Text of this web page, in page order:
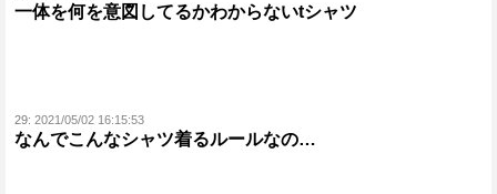
一体を何を意図してるかわからないtシャツ
29: 2021/05/02 16:15:53
なんでこんなシャツ着るルールなの…